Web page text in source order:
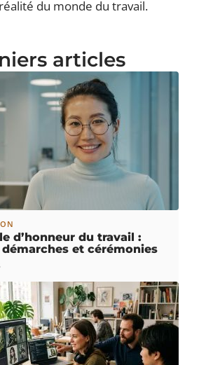
du monde du travail.
articles
d’honneur du travail :
et cérémonies